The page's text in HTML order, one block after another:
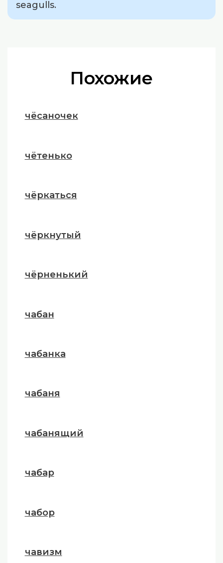
seagulls.
Похожие
чёсаночек
чётенько
чёркаться
чёркнутый
чёрненький
чабан
чабанка
чабаня
чабанящий
чабар
чабор
чавизм